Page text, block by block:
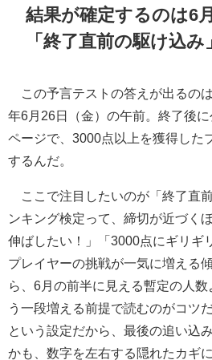
結果が確定するのは6
「終了直前の駆け込み
この予言テストの答えが出るの
年6月26日（金）の午前。終了後
ページで、3000点以上を獲得した
するんだ。
ここで注目したいのが「終了直
ンキング検定って、締切が近づく
伸ばしたい！」「3000点にギリギ
プレイヤーの挑戦が一気に増える
ら、6月の前半に見える暫定の人
う一段増える前提で読むのがコツ
という設定だから、最後の追い込
かも、数字を左右する隠れたカギ